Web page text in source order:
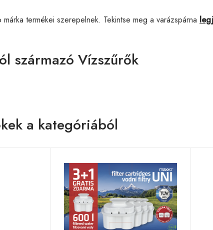
márka termékei szerepelnek. Tekintse meg a varázspárna
származó Vízszűrők
a kategóriából